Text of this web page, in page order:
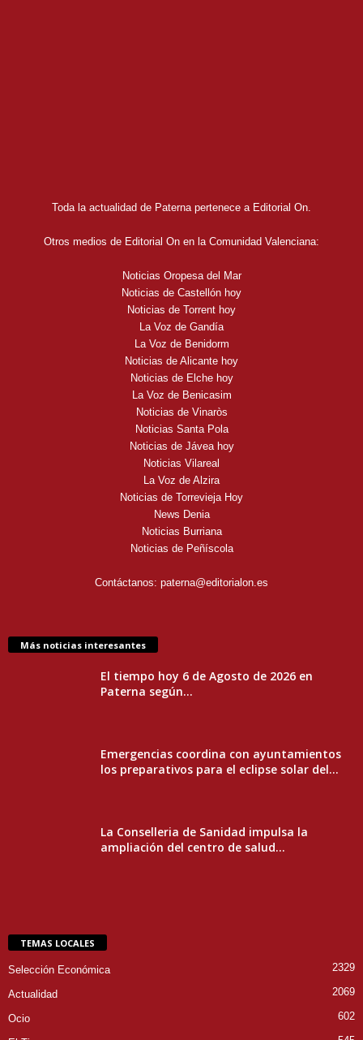
Toda la actualidad de Paterna pertenece a Editorial On.
Otros medios de Editorial On en la Comunidad Valenciana:
Noticias Oropesa del Mar
Noticias de Castellón hoy
Noticias de Torrent hoy
La Voz de Gandía
La Voz de Benidorm
Noticias de Alicante hoy
Noticias de Elche hoy
La Voz de Benicasim
Noticias de Vinaròs
Noticias Santa Pola
Noticias de Jávea hoy
Noticias Vilareal
La Voz de Alzira
Noticias de Torrevieja Hoy
News Denia
Noticias Burriana
Noticias de Peñíscola
Contáctanos: paterna@editorialon.es
Más noticias interesantes
El tiempo hoy 6 de Agosto de 2026 en
Paterna según...
Emergencias coordina con ayuntamientos
los preparativos para el eclipse solar del...
La Conselleria de Sanidad impulsa la
ampliación del centro de salud...
TEMAS LOCALES
Selección Económica 2329
Actualidad 2069
Ocio 602